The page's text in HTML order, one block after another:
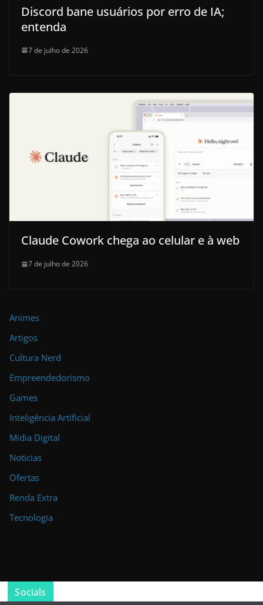
Discord bane usuários por erro de IA;
entenda
7 de julho de 2026
Claude Cowork chega ao celular e à web
7 de julho de 2026
Animes
Artigos
Cultura Nerd
Empreendedorismo
Games
Inteligência Artificial
Mídia Digital
Noticias
Ofertas
Renda Extra
Tecnologia
Socials